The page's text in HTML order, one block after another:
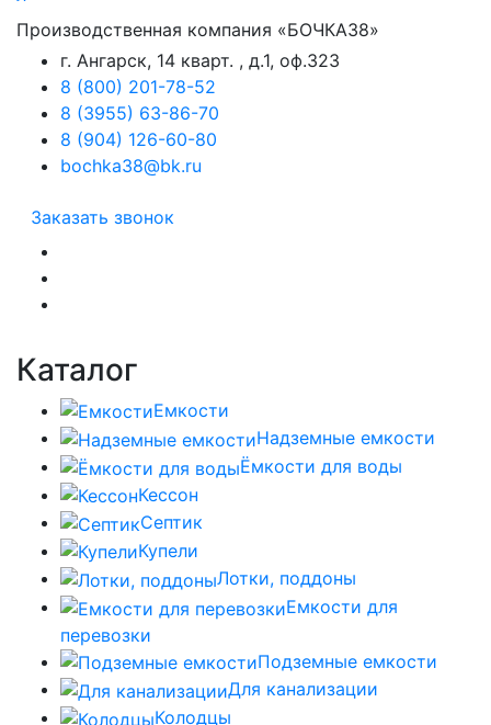
Производственная компания «БОЧКА38»
г. Ангарск, 14 кварт. , д.1, оф.323
8 (800) 201-78-52
8 (3955) 63-86-70
8 (904) 126-60-80
bochka38@bk.ru
Заказать звонок
Каталог
Емкости
Надземные емкости
Ёмкости для воды
Кессон
Септик
Купели
Лотки, поддоны
Емкости для
перевозки
Подземные емкости
Для канализации
Колодцы